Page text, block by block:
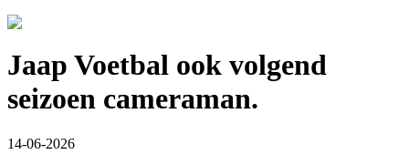
Jaap Voetbal ook volgend
seizoen cameraman.
14-06-2026